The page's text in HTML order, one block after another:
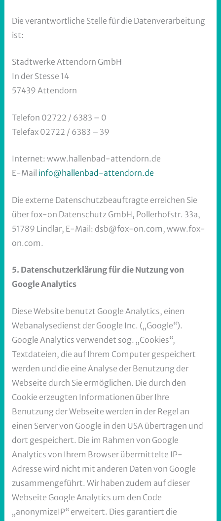
Die verantwortliche Stelle für die Datenverarbeitung
ist:
Stadtwerke Attendorn GmbH
In der Stesse 14
57439 Attendorn
Telefon 02722 / 6383 – 0
Telefax 02722 / 6383 – 39
Internet: www.hallenbad-attendorn.de
E-Mail info@hallenbad-attendorn.de
Die externe Datenschutzbeauftragte erreichen Sie
über fox-on Datenschutz GmbH, Pollerhofstr. 33a,
51789 Lindlar, E-Mail: dsb@fox-on.com, www.fox-
on.com.
5. Datenschutzerklärung für die Nutzung von
Google Analytics
Diese Website benutzt Google Analytics, einen
Webanalysedienst der Google Inc. („Google“).
Google Analytics verwendet sog. „Cookies“,
Textdateien, die auf Ihrem Computer gespeichert
werden und die eine Analyse der Benutzung der
Webseite durch Sie ermöglichen. Die durch den
Cookie erzeugten Informationen über Ihre
Benutzung der Webseite werden in der Regel an
einen Server von Google in den USA übertragen und
dort gespeichert. Die im Rahmen von Google
Analytics von Ihrem Browser übermittelte IP-
Adresse wird nicht mit anderen Daten von Google
zusammengeführt. Wir haben zudem auf dieser
Webseite Google Analytics um den Code
„anonymizeIP“ erweitert. Dies garantiert die